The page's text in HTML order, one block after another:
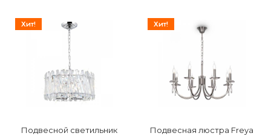
Хит!
Подвесной светильник
Хит!
Подвесная люстра Freya